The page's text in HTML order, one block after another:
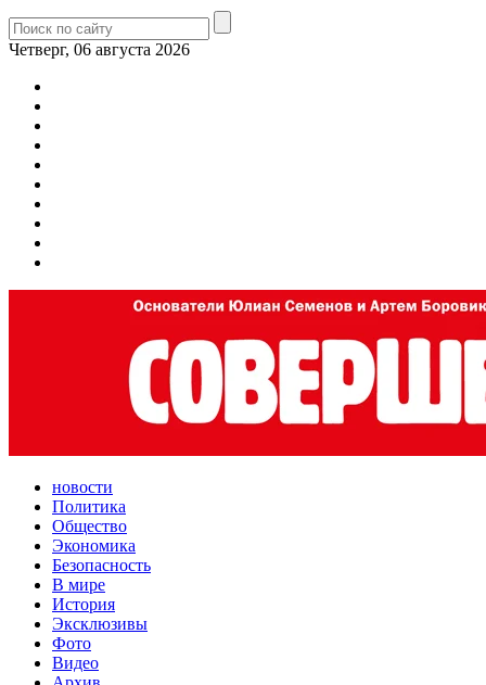
Четверг, 06 августа 2026
новости
Политика
Общество
Экономика
Безопасность
В мире
История
Эксклюзивы
Фото
Видео